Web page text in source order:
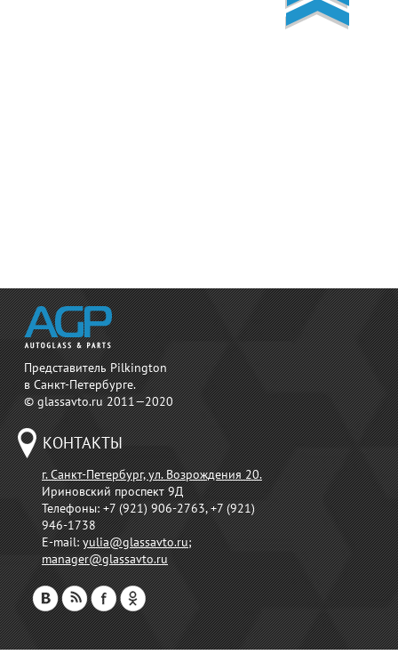
Представитель Pilkington
в Санкт-Петербурге.
© glassavto.ru 2011—2020
КОНТАКТЫ
г. Санкт-Петербург, ул. Возрождения 20.
Ириновский проспект 9Д
Телефоны:+7 (921) 906-2763, +7 (921)
946-1738
E-mail:yulia@glassavto.ru;
manager@glassavto.ru